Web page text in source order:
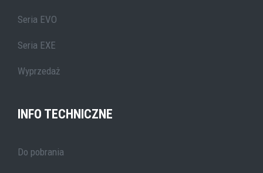
Seria EVO
Seria EXE
Wyprzedaż
INFO TECHNICZNE
Do pobrania